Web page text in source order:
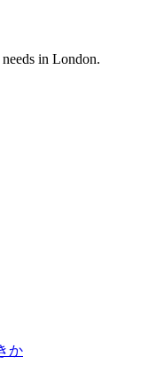
in London.
か